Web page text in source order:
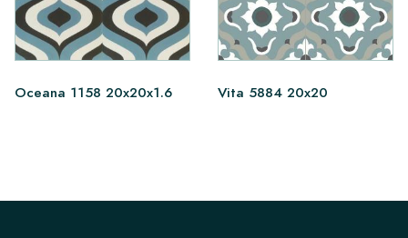
Oceana 1158 20x20x1.6 Vita 5884 20x20